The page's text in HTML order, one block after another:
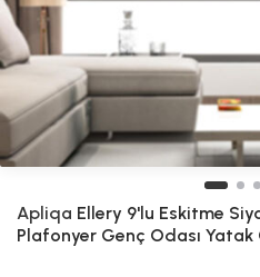
Apliqa Ellery 9'lu Eskitme
Plafonyer Genç Odası Yatak